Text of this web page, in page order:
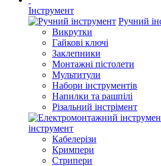
Інструмент
Ручний
Викрутки
Гайкові ключі
Заклепники
Монтажні пістолети
Мультитули
Набори інструментів
Напилки та рашпілі
Різальний інстрімент
інструмент
Кабелерізи
Кримпери
Стрипери